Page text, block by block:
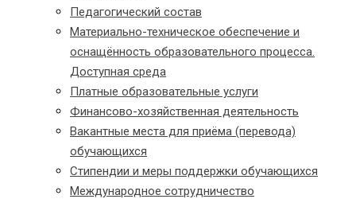
Педагогический состав
Материально-техническое обеспечение и
оснащённость образовательного процесса.
Доступная среда
Платные образовательные услуги
Финансово-хозяйственная деятельность
Вакантные места для приёма (перевода)
обучающихся
Стипендии и меры поддержки обучающихся
Международное сотрудничество